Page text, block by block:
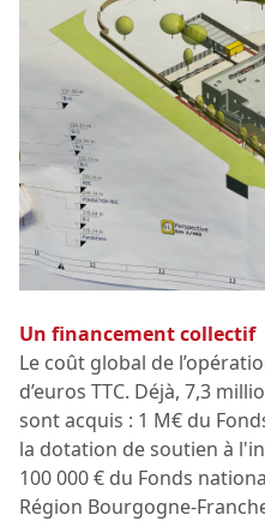
Un financement collectif
Le coût global de
d’euros TTC. Déjà, 7,3
sont acquis : 1 M€ du
la dotation de soutien à
100 000 € du Fonds
Région Bourgogne-